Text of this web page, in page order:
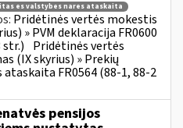
es valstybes nares ataskaita
Pridėtinės vertės mokestis
» PVM deklaracija FR0600
str.) Pridėtinės vertės
(IX skyrius) » Prekių
FR0564 (88-1, 88-2
pensijos